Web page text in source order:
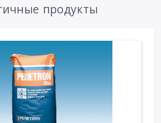
продукты